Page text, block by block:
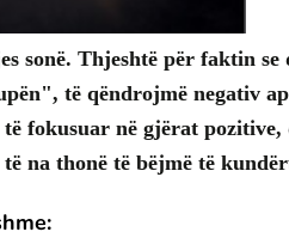
sonë. Thjeshtë për faktin se
të qëndrojmë negativ
fokusuar në gjërat pozitive,
na thonë të bëjmë të